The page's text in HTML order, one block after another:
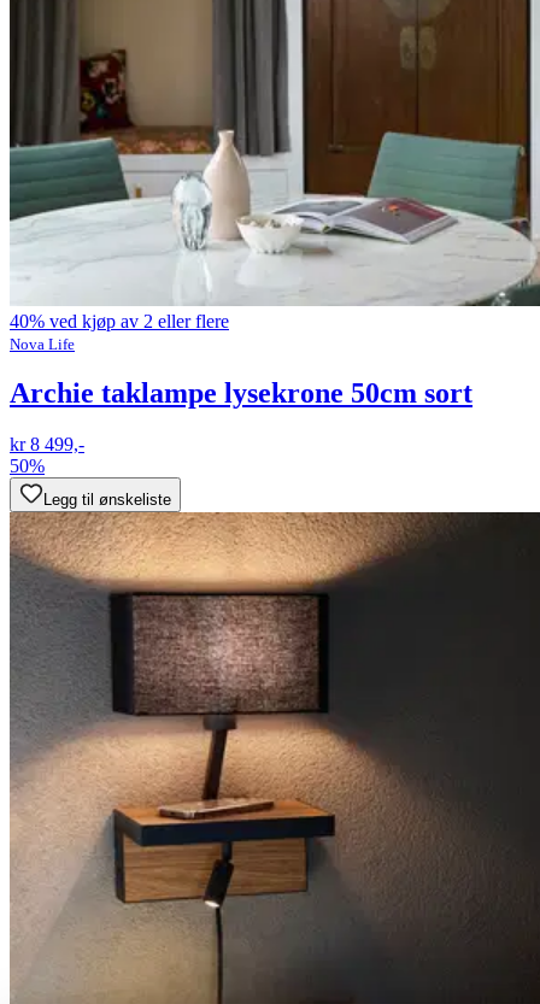
40% ved kjøp av 2 eller flere
Nova Life
Archie taklampe lysekrone 50cm sort
kr 8 499,-
50%
Legg til ønskeliste